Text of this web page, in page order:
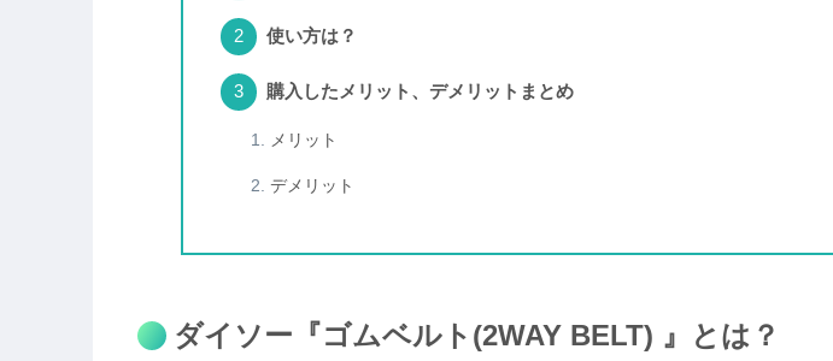
使い方は？
購入したメリット、デメリットまとめ
メリット
デメリット
ダイソー『ゴムベルト(2WAY BELT) 』とは？